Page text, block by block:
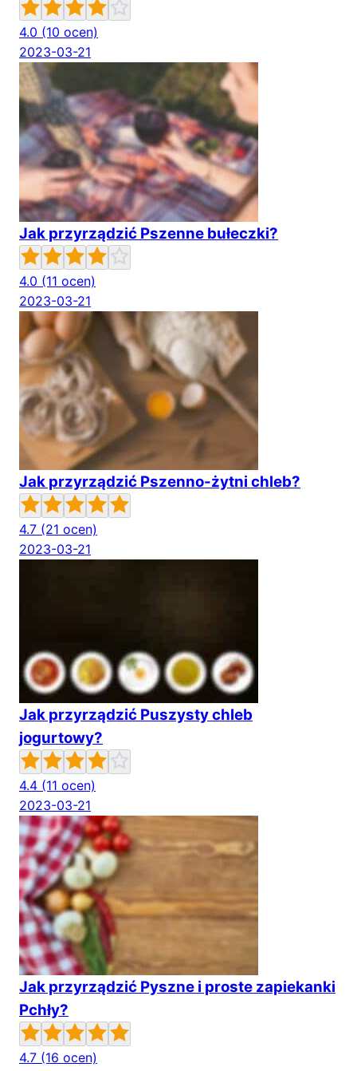
4.0 (10 ocen)
2023-03-21
Jak przyrządzić Pszenne bułeczki?
4.0 (11 ocen)
2023-03-21
Jak przyrządzić Pszenno-żytni chleb?
4.7 (21 ocen)
2023-03-21
Jak przyrządzić Puszysty chleb
jogurtowy?
4.4 (11 ocen)
2023-03-21
Jak przyrządzić Pyszne i proste zapiekanki
Pchły?
4.7 (16 ocen)